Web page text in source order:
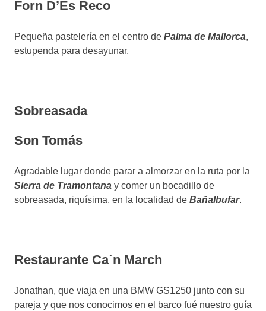
Forn D’Es Reco
Pequeña pastelería en el centro de Palma de Mallorca,
estupenda para desayunar.
Sobreasada
Son Tomás
Agradable lugar donde parar a almorzar en la ruta por la
Sierra de Tramontana y comer un bocadillo de
sobreasada, riquísima, en la localidad de Bañalbufar.
Restaurante Ca´n March
Jonathan, que viaja en una BMW GS1250 junto con su
pareja y que nos conocimos en el barco fué nuestro guía